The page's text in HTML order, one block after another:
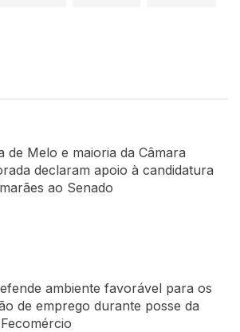
de Melo e maioria da Câmara
declaram apoio à candidatura
ao Senado
ambiente favorável para os
de emprego durante posse da